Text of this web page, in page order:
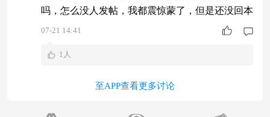
吗，怎么没人发帖，我都震惊蒙了，但是还没回本
07-21 14:41
1人
至APP查看更多讨论